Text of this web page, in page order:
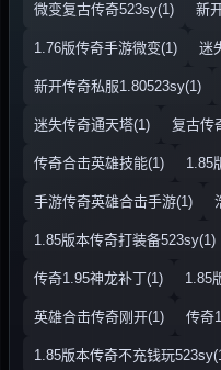
微变复古传奇523sy(1) 新
1.76版传奇手游微变(1) 迷
新开传奇私服1.80523sy(1)
迷失传奇通天塔(1) 复古传
传奇合击英雄技能(1) 1.85
手游传奇英雄合击手游(1)
1.85版本传奇打装备523sy(1)
传奇1.95神龙补丁(1) 1.85
英雄合击传奇刚开(1) 传奇
1.85版本传奇不充钱玩